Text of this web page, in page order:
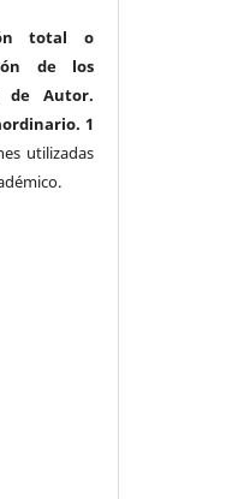
total o
de los
de Autor.
1
utilizadas